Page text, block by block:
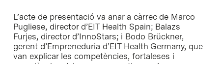
L’acte de presentació va anar a càrrec de Marco
Pugliese, director d’EIT Health Spain; Balazs
Furjes, director d’InnoStars; i Bodo Brückner,
gerent d’Empreneduria d’EIT Health Germany, que
van explicar les competències, fortaleses i